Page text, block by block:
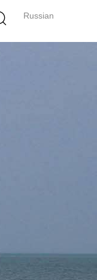
Russian